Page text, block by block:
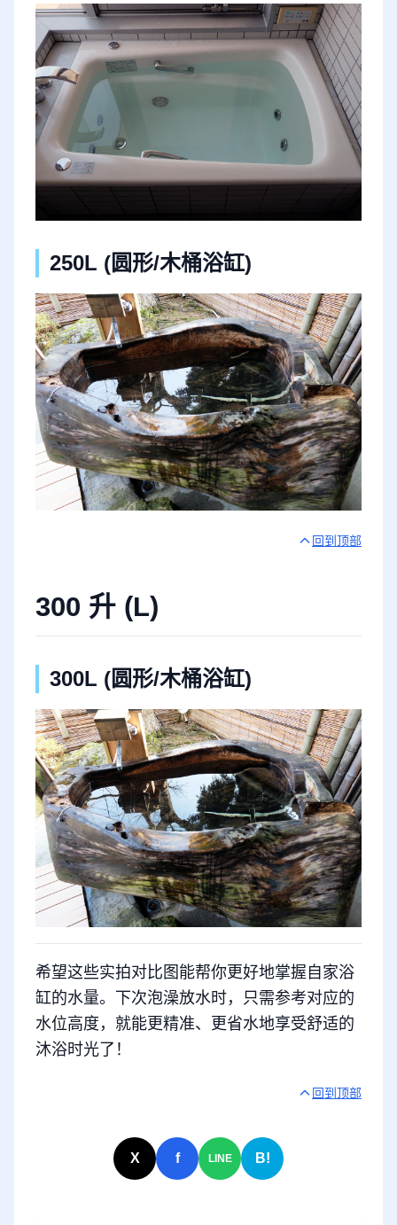
250L (圆形/木桶浴缸)
回到顶部
300 升 (L)
300L (圆形/木桶浴缸)
希望这些实拍对比图能帮你更好地掌握自家浴
缸的水量。下次泡澡放水时，只需参考对应的
水位高度，就能更精准、更省水地享受舒适的
沐浴时光了！
回到顶部
X f LINE B!